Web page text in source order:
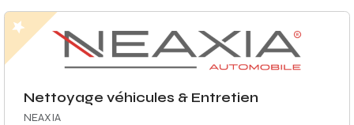
Nettoyage véhicules & Entretien
NEAXIA